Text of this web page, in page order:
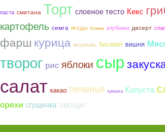
паста сметана Торт слоеное тесто Кекс
картофель семга ягоды блины клубника десерт
фарш курица морковь бисквит вишня
творог рис яблоки сыр
салат какао печенье крошка Капуста
орехи сгущенка овощи